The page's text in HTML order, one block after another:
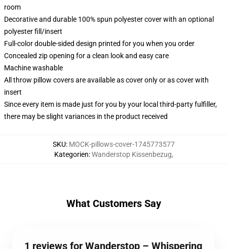
room
Decorative and durable 100% spun polyester cover with an optional
polyester fill/insert
Full-color double-sided design printed for you when you order
Concealed zip opening for a clean look and easy care
Machine washable
All throw pillow covers are available as cover only or as cover with
insert
Since every item is made just for you by your local third-party fulfiller,
there may be slight variances in the product received
SKU: MOCK-pillows-cover-1745773577
Kategorien:Wanderstop Kissenbezug,
What Customers Say
1 reviews for Wanderstop – Whispering